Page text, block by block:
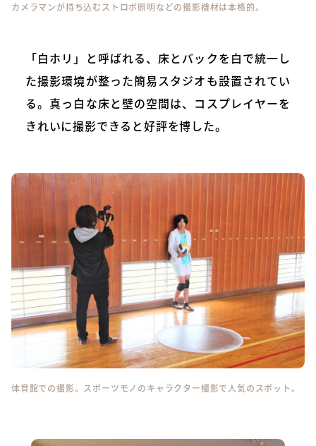
カメラマンが持ち込むストロボ照明などの撮影機材は本格的。
「白ホリ」と呼ばれる、床とバックを白で統一し
た撮影環境が整った簡易スタジオも設置されてい
る。真っ白な床と壁の空間は、コスプレイヤーを
きれいに撮影できると好評を博した。
体育館での撮影。スポーツモノのキャラクター撮影で人気のスポット。